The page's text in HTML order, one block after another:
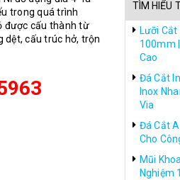
trong quá trình
được cấu thành từ
dệt, cấu trúc hở, trộn
TÌM HIỂU
Lưỡi
100mm
Cao
Đá Cắt
Inox
Via
Đá Cắt
Cho
Mũi
Nghiệm